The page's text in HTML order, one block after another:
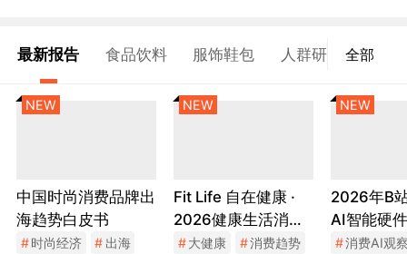
最新报告 食品饮料 服饰鞋包 人群研究 美妆
全部
NEW
中国时尚消费品牌出
海趋势白皮书
#时尚经济 # 出海
NEW
Fit Life 自在健康 ·
2026健康生活消费
趋势报告
#大健康 #消费趋势
NEW
2026年B
AI智能硬
报告
#消费AI观